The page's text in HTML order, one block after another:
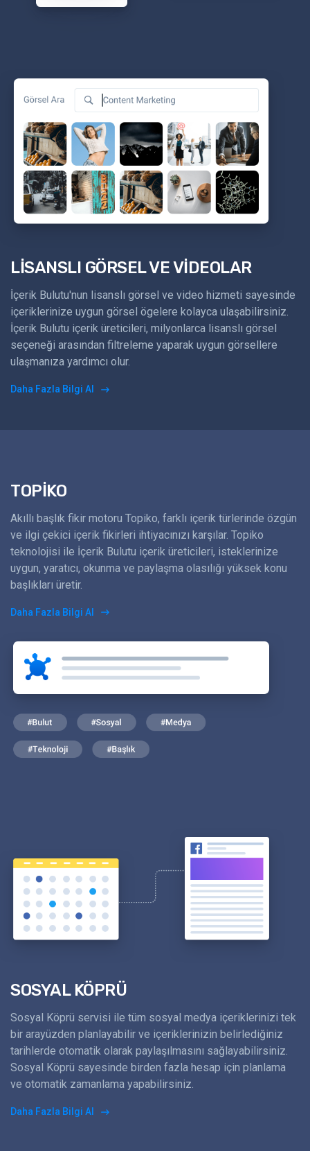
LİSANSLI GÖRSEL VE VİDEOLAR
İçerik Bulutu'nun lisanslı görsel ve video hizmeti sayesinde
içeriklerinize uygun görsel ögelere kolayca ulaşabilirsiniz.
İçerik Bulutu içerik üreticileri, milyonlarca lisanslı görsel
seçeneği arasından filtreleme yaparak uygun görsellere
ulaşmanıza yardımcı olur.
Daha Fazla Bilgi Al
TOPİKO
Akıllı başlık fikir motoru Topiko, farklı içerik türlerinde özgün
ve ilgi çekici içerik fikirleri ihtiyacınızı karşılar. Topiko
teknolojisi ile İçerik Bulutu içerik üreticileri, isteklerinize
uygun, yaratıcı, okunma ve paylaşma olasılığı yüksek konu
başlıkları üretir.
Daha Fazla Bilgi Al
SOSYAL KÖPRÜ
Sosyal Köprü servisi ile tüm sosyal medya içeriklerinizi tek
bir arayüzden planlayabilir ve içeriklerinizin belirlediğiniz
tarihlerde otomatik olarak paylaşılmasını sağlayabilirsiniz.
Sosyal Köprü sayesinde birden fazla hesap için planlama
ve otomatik zamanlama yapabilirsiniz.
Daha Fazla Bilgi Al